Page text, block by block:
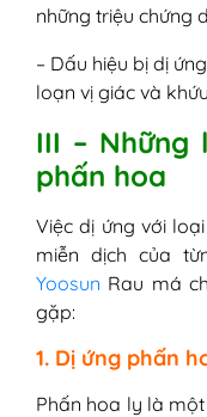
những triệu chứng
– Dấu hiệu bị dị
loạn vị giác và
III –
phấn hoa
Việc dị ứng với
miễn dịch của
Yoosun Rau má
gặp:
1. Dị ứng phấn
Phấn hoa ly là